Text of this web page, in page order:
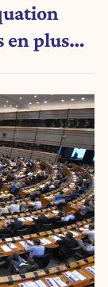
en plus